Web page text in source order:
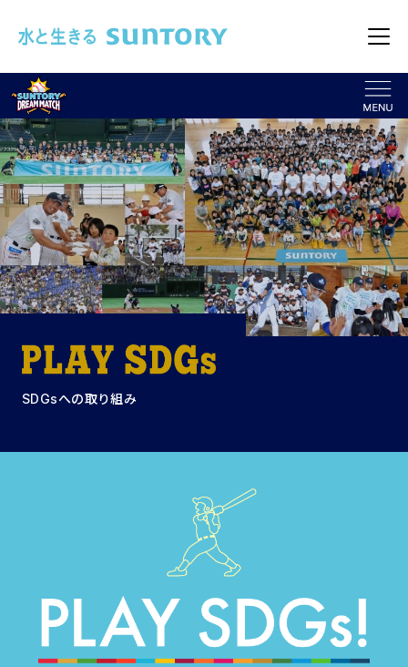
メニュ
SDGsへの取り組み